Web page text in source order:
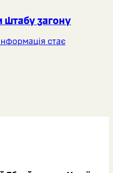
штабу загону
стає